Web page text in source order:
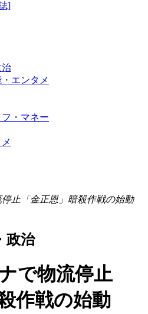
治
エンタメ
フ・マネー
止「金正恩」暗殺作戦の始動
政治
で物流停止
作戦の始動